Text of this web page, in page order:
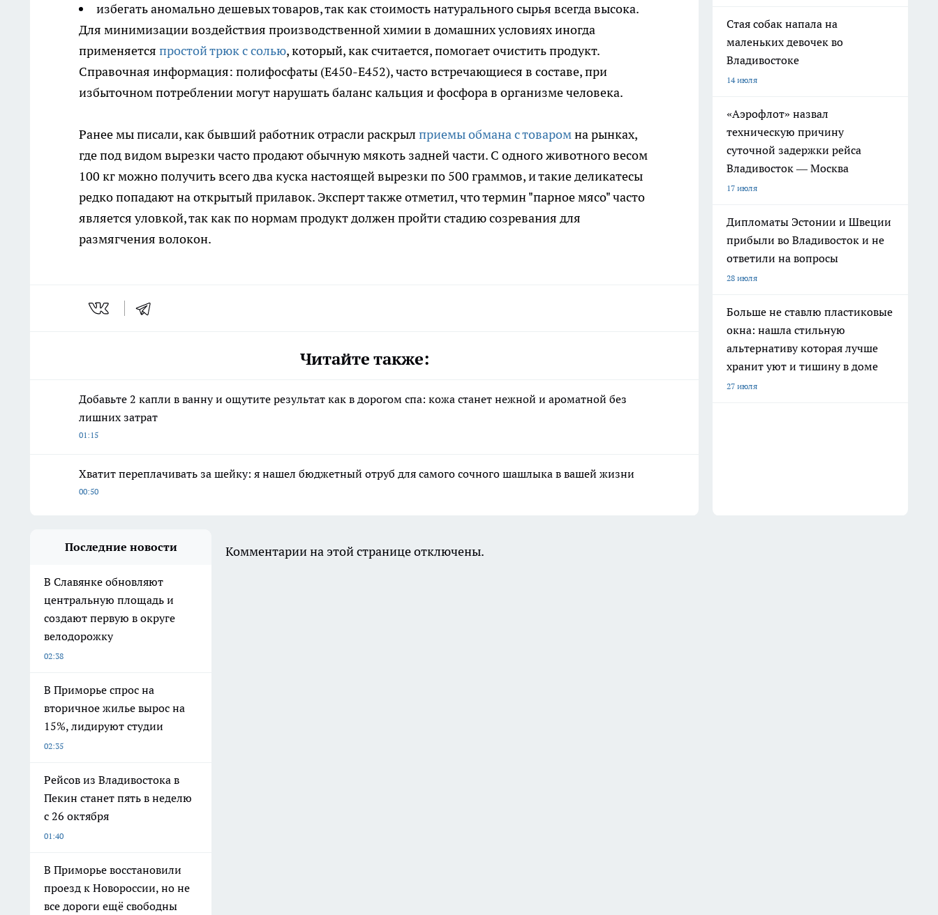
избегать аномально дешевых товаров, так как стоимость натурального сырья всегда высока.
Для минимизации воздействия производственной химии в домашних условиях иногда
применяется простой трюк с солью, который, как считается, помогает очистить продукт.
Справочная информация: полифосфаты (Е450-Е452), часто встречающиеся в составе, при
избыточном потреблении могут нарушать баланс кальция и фосфора в организме человека.
Ранее мы писали, как бывший работник отрасли раскрыл приемы обмана с товаромна рынках,
где под видом вырезки часто продают обычную мякоть задней части. С одного животного весом
100 кг можно получить всего два куска настоящей вырезки по 500 граммов, и такие деликатесы
редко попадают на открытый прилавок. Эксперт также отметил, что термин "парное мясо" часто
является уловкой, так как по нормам продукт должен пройти стадию созревания для
размягчения волокон.
Читайте также:
Добавьте 2 капли в ванну и ощутите результат как в дорогом спа: кожа станет нежной и ароматной без
лишних затрат
01:15
Хватит переплачивать за шейку: я нашел бюджетный отруб для самого сочного шашлыка в вашей жизни
00:50
Стая собак напала на
маленьких девочек во
Владивостоке
14 июля
«Аэрофлот» назвал
техническую причину
суточной задержки рейса
Владивосток — Москва
17 июля
Дипломаты Эстонии и Швеции
прибыли во Владивосток и не
ответили на вопросы
28 июля
Больше не ставлю пластиковые
окна: нашла стильную
альтернативу которая лучше
хранит уют и тишину в доме
27 июля
Последние новости
В Славянке обновляют
центральную площадь и
создают первую в округе
велодорожку
02:38
В Приморье спрос на
вторичное жилье вырос на
15%, лидируют студии
02:35
Рейсов из Владивостока в
Пекин станет пять в неделю
с 26 октября
01:40
В Приморье восстановили
проезд к Новороссии, но не
все дороги ещё свободны
Комментарии на этой странице отключены.